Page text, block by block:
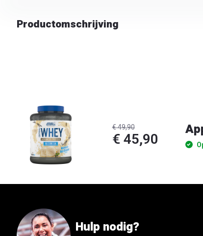
Productomschrijving
€ 49,90
€ 45,90
Hulp nodig?